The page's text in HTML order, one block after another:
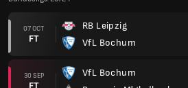
07 OCT
FT
RB Leipzig
VfL Bochum
30 SEP
FT
VfL Bochum